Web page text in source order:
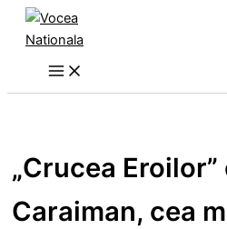
Skip
„Crucea
Caraiman, cea